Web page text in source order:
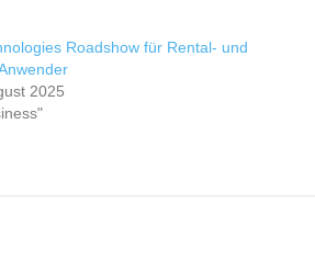
Roadshow für Rental- und
2025